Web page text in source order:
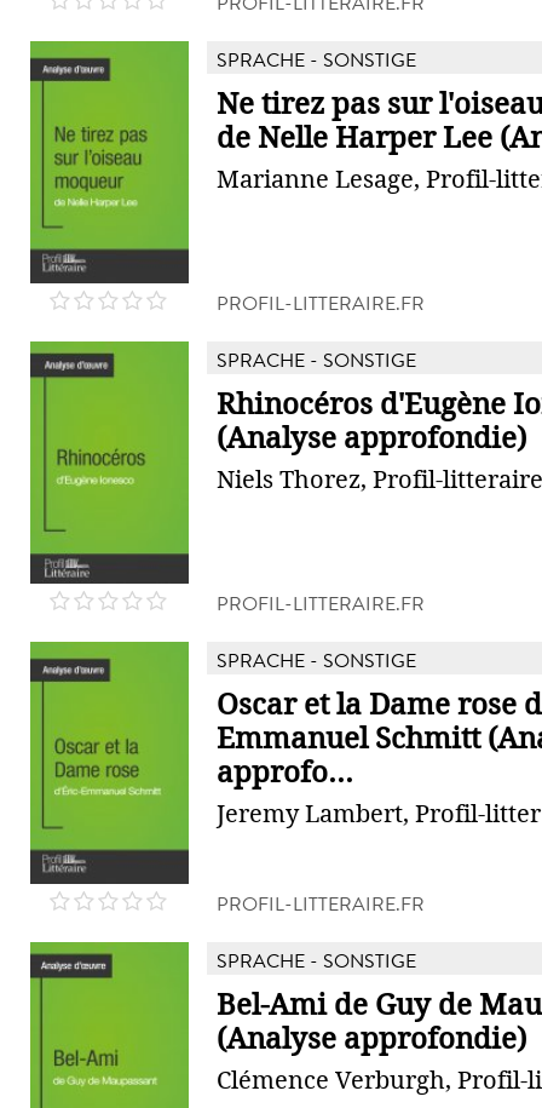
SPRACHE - SONSTIGE
Ne tirez pas sur
de Nelle Harper Lee
Marianne Lesage, Profil-
PROFIL-LITTERAIRE.FR
SPRACHE - SONSTIGE
Rhinocéros d'Eugène
(Analyse approfondie)
Niels Thorez, Profil-
PROFIL-LITTERAIRE.FR
SPRACHE - SONSTIGE
Oscar et la Dame rose
Emmanuel Schmitt
approfo...
Jeremy Lambert, Profil-
PROFIL-LITTERAIRE.FR
SPRACHE - SONSTIGE
Bel-Ami de Guy de
(Analyse approfondie)
Clémence Verburgh,